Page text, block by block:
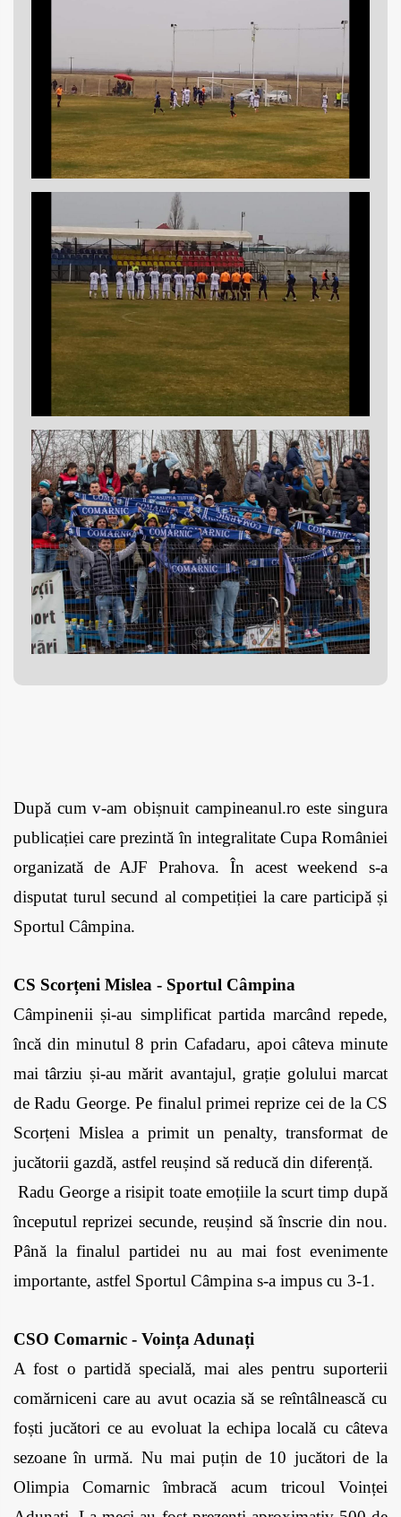
După cum v-am obișnuit campineanul.ro este singura
publicației care prezintă în integralitate Cupa României
organizată de AJF Prahova. În acest weekend s-a
disputat turul secund al competiției la care participă și
Sportul Câmpina.
CS Scorțeni Mislea - Sportul Câmpina
Câmpinenii și-au simplificat partida marcând repede,
încă din minutul 8 prin Cafadaru, apoi câteva minute
mai târziu și-au mărit avantajul, grație golului marcat
de Radu George. Pe finalul primei reprize cei de la CS
Scorțeni Mislea a primit un penalty, transformat de
jucătorii gazdă, astfel reușind să reducă din diferență.
Radu George a risipit toate emoțiile la scurt timp după
începutul reprizei secunde, reușind să înscrie din nou.
Până la finalul partidei nu au mai fost evenimente
importante, astfel Sportul Câmpina s-a impus cu 3-1.
CSO Comarnic - Voința Adunați
A fost o partidă specială, mai ales pentru suporterii
comărniceni care au avut ocazia să se reîntâlnească cu
foști jucători ce au evoluat la echipa locală cu câteva
sezoane în urmă. Nu mai puțin de 10 jucători de la
Olimpia Comarnic îmbracă acum tricoul Voinței